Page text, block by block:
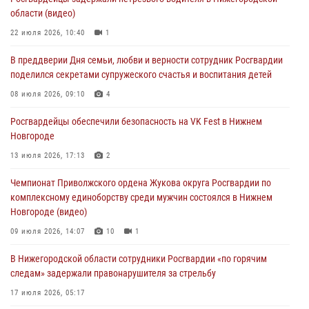
16 июля 2026, 05:00
Росгвардейцы обеспечили безопасность на VK Fest в Нижнем
13 июля 2026, 17:13
Нижегородские росгвардейцы за прошедшую неделю выезжали
13 июля 2026, 06:45
Росгвардейцы предотвратили серию краж в Нижнем Новгороде
области (видео)
22 июля 2026, 10:40 1
В преддверии Дня семьи, любви и верности сотрудник Росгвардии
поделился секретами супружеского счастья и воспитания детей
08 июля 2026, 09:10 4
Росгвардейцы обеспечили безопасность на VK Fest в Нижнем
Новгороде
13 июля 2026, 17:13 2
Чемпионат Приволжского ордена Жукова округа Росгвардии по
комплексному единоборству среди мужчин состоялся в Нижнем
Новгороде (видео)
09 июля 2026, 14:07 10 1
В Нижегородской области сотрудники Росгвардии «по горячим
следам» задержали правонарушителя за стрельбу
17 июля 2026, 05:17